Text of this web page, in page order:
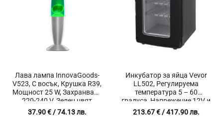
Лава лампа InnovaGoods-
V523, С восък, Крушка R39,
Мощност 25 W, Захранване
220-240 V, Зелен цвят
37.90€/ 74.13 лв.
Инкубатор за яйца Vevor
LL502, Регулируема
температура 5 – 60
градуса, Напрежение 12V и
220V, Отопление и
охлаждане
213.67€/ 417.90 лв.